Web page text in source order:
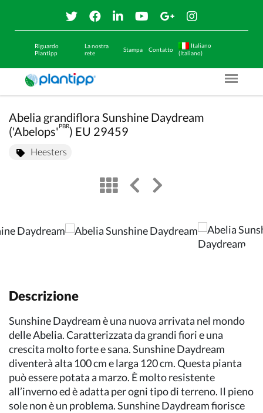
Riguardo
Plantipp
La nostra
rete
Stampa Contatto
Italiano
(Italiano)
Menu
Abelia grandiflora Sunshine Daydream
('Abelops' PBR) EU 29459
Heesters
viewleft arrow
right arrow
Descrizione
Sunshine Daydream è una nuova arrivata nel mondo
delle Abelia. Caratterizzata da grandi fiori e una
crescita molto forte e sana. Sunshine Daydream
diventerà alta 100 cm e larga 120 cm. Questa pianta
può essere potata a marzo. È molto resistente
all’inverno ed è adatta per ogni tipo di terreno. Il pieno
sole non è un problema. Sunshine Daydream fiorisce